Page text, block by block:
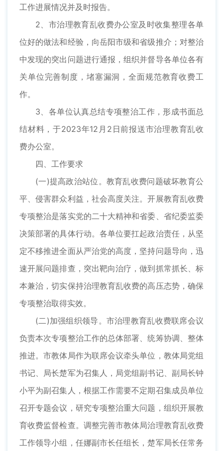
工作进展情况并及时报告。
2、市治理教育乱收费办公室及时收集整理各单
位好的做法和经验，向岳阳市级和省级推介；对整治
中发现的突出问题进行通报，组织并督导各单位各有
关单位完善制度，堵塞漏洞，全面规范教育收费工
作。
3、各单位认真总结专项整治工作，形成书面总
结材料，于2023年12月2日前报送市治理教育乱收
费办公室。
四、工作要求
(一)提高政治站位。教育乱收费问题破坏教育公
平、侵害群众利益，社会高度关注。开展教育乱收费
专项整治是落实党的二十大精神和省委、省纪委监委
决策部署的具体行动。各单位要扛起政治责任，从坚
定不移推进全面从严治党的高度，坚持问题导向，迅
速开展问题排查，突出靶向治疗，做到抓常抓长、标
本兼治，切实保持治理教育乱收费的高压态势，确保
专项整治取得实效。
(二)加强组织领导。市治理教育乱收费联席会议
负责本次专项整治工作的总体部署、统筹协调、整体
推进。市教体局作为联席会议牵头单位，教体局党组
书记、局长楚军为召集人，局党组副书记、副局长钟
小平为副召集人，根据工作需要不定期召集成员单位
召开专题会议，研究专项整治重大问题，组织开展教
育收费监督检查。调整完善市教体局治理教育乱收费
工作领导小组，任娜副市长任组长，楚军局长任常务